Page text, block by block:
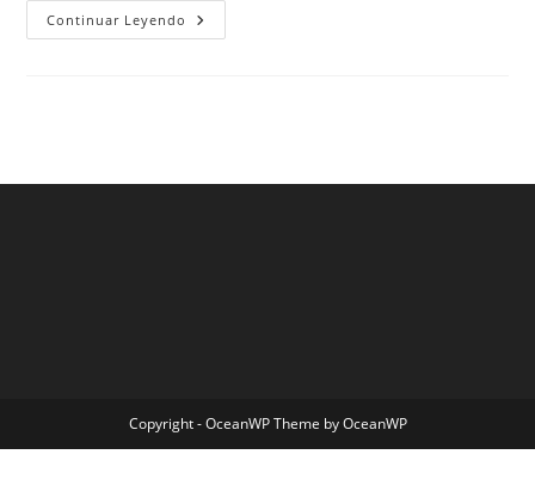
Continuar Leyendo Camiseta
Nueva
Copyright - OceanWP Theme by OceanWP